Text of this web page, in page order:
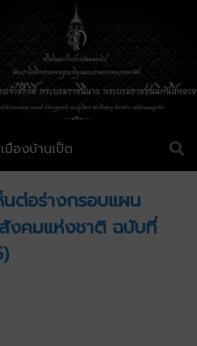
มืองบ้านเป็ด
ต่อร่างกรอบแผน
งคมแห่งชาติ ฉบับที่